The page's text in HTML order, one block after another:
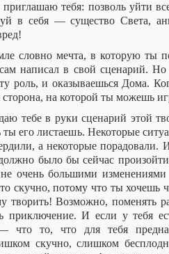
тебя: позволь уйти
в себя — существо Света,
словно мечта, в которую ты
написал в свой сценарий.
роль, и оказываешься Дома.
сторона, на которой ты можешь
тебе в руки сценарий этой
ты его листаешь. Некоторые
а некоторые
было бы сейчас
очень большими
скучно, потому что ты хочешь
творить! Возможно, поменять
приключение. И если у тебя
что то, что для тебя
скучно, слишком